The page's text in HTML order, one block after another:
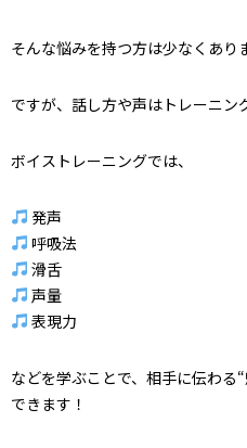
そんな悩みを持つ方は少なくあり
ですが、話し方や声はトレーニン
ボイストレーニングでは、
発声
呼吸法
滑舌
声量
表現力
などを学ぶことで、相手に伝わる
できます！